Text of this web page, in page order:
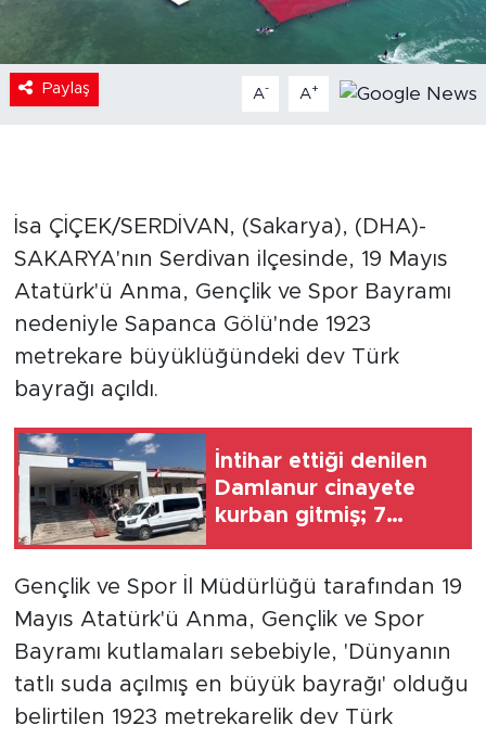
Paylaş A- A+
İsa ÇİÇEK/SERDİVAN, (Sakarya), (DHA)-
SAKARYA'nın Serdivan ilçesinde, 19 Mayıs
Atatürk'ü Anma, Gençlik ve Spor Bayramı
nedeniyle Sapanca Gölü'nde 1923
metrekare büyüklüğündeki dev Türk
bayrağı açıldı.
İntihar ettiği denilen
Damlanur cinayete
kurban gitmiş; 7
Gençlik ve Spor İl Müdürlüğü tarafından 19
Mayıs Atatürk'ü Anma, Gençlik ve Spor
Bayramı kutlamaları sebebiyle, 'Dünyanın
tatlı suda açılmış en büyük bayrağı' olduğu
belirtilen 1923 metrekarelik dev Türk